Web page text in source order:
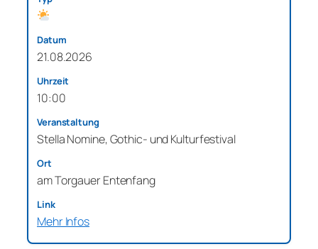
21.08.2026
10:00
Stella Nomine, Gothic- und Kulturfestival
am Torgauer Entenfang
Mehr Infos